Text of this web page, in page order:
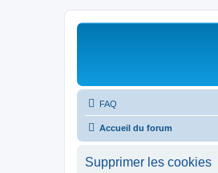
FAQ
Accueil du forum
Supprimer les cookies